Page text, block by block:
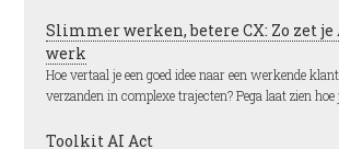
Slimmer werken, betere CX: Zo zet je
werk
Hoe vertaal je een goed idee naar een werkende
verzanden in complexe trajecten? Pega laat zien hoe
Toolkit AI Act